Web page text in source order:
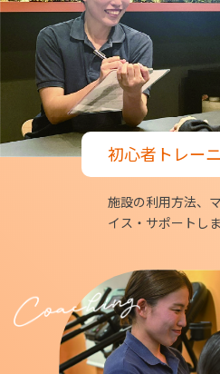
初心者トレー
施設の利用方法、
イス・サポートしま